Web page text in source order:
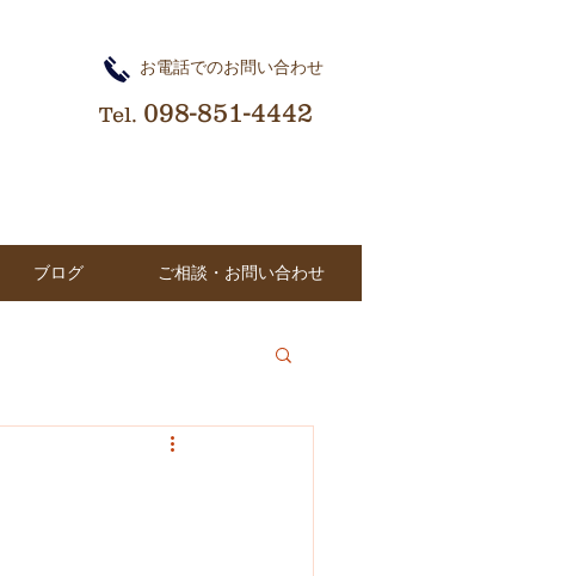
​お電話でのお問い合わせ
Tel. 098-851-4442
ブログ ご相談・お問い合わせ